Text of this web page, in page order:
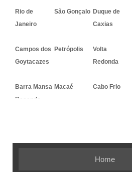
Rio de
Janeiro
São Gonçalo Duque de
Caxias
Campos dos
Goytacazes
Petrópolis
Volta
Redonda
Barra Mansa Macaé Cabo Frio
Resende
Home